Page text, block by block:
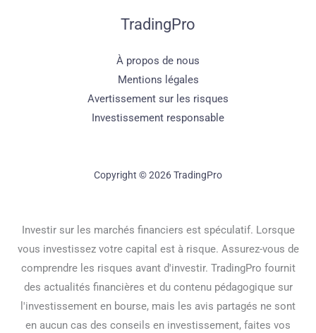
TradingPro
À propos de nous
Mentions légales
Avertissement sur les risques
Investissement responsable
Copyright © 2026 TradingPro
Investir sur les marchés financiers est spéculatif. Lorsque
vous investissez votre capital est à risque. Assurez-vous de
comprendre les risques avant d'investir. TradingPro fournit
des actualités financières et du contenu pédagogique sur
l'investissement en bourse, mais les avis partagés ne sont
en aucun cas des conseils en investissement, faites vos